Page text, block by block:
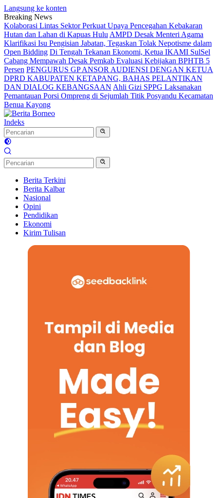
Langsung ke konten
Breaking News
Kolaborasi Lintas Sektor Perkuat Upaya Pencegahan Kebakaran
Hutan dan Lahan di Kapuas Hulu AMPD Desak Menteri Agama
Klarifikasi Isu Pengisian Jabatan, Tegaskan Tolak Nepotisme dalam
Open Bidding Di Tengah Tekanan Ekonomi, Ketua IKAMI SulSel
Cabang Mempawah Desak Pemkab Evaluasi Kebijakan BPHTB 5
Persen PENGURUS GP ANSOR AUDIENSI DENGAN KETUA
DPRD KABUPATEN KETAPANG, BAHAS PELANTIKAN
DAN DIALOG KEBANGSAAN Ahli Gizi SPPG Laksanakan
Pemantauan Porsi Ompreng di Sejumlah Titik Posyandu Kecamatan
Benua Kayong
Indeks
Berita Terkini
Berita Kalbar
Nasional
Opini
Pendidikan
Ekonomi
Kirim Tulisan